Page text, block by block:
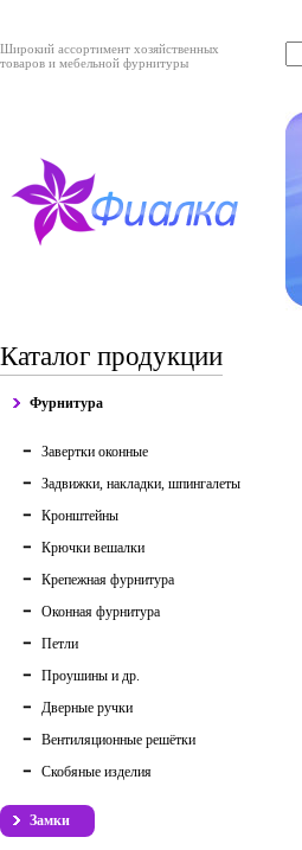
Широкий ассортимент хозяйственных
товаров и мебельной фурнитуры
Каталог продукции
Фурнитура
Завертки оконные
Задвижки, накладки, шпингалеты
Кронштейны
Крючки вешалки
Крепежная фурнитура
Оконная фурнитура
Петли
Проушины и др.
Дверные ручки
Вентиляционные решётки
Скобяные изделия
Замки